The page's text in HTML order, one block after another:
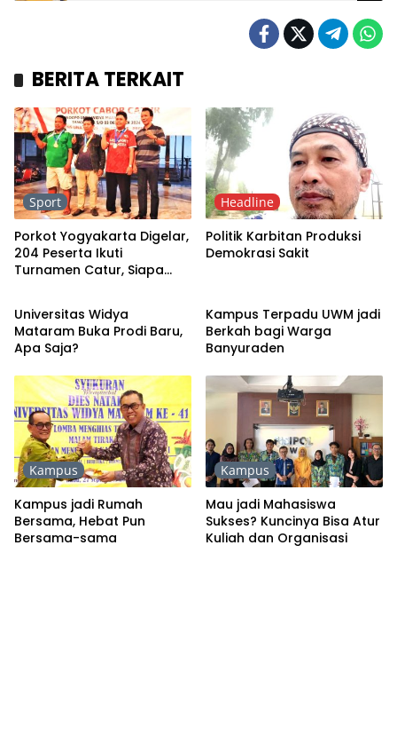
BERITA TERKAIT
Sport
Porkot Yogyakarta Digelar,
204 Peserta Ikuti
Turnamen Catur, Siapa
Headline
Politik Karbitan Produksi
Demokrasi Sakit
Kampus
Universitas Widya
Mataram Buka Prodi Baru,
Apa Saja?
Kampus Terpadu UWM jadi
Berkah bagi Warga
Banyuraden
Kampus
Kampus jadi Rumah
Bersama, Hebat Pun
Bersama-sama
Kampus
Mau jadi Mahasiswa
Sukses? Kuncinya Bisa Atur
Kuliah dan Organisasi